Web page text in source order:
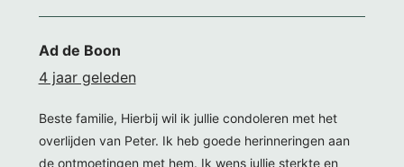
Ad de Boon
4 jaar geleden
Beste familie, Hierbij wil ik jullie condoleren met het
overlijden van Peter. Ik heb goede herinneringen aan
de ontmoetingen met hem. Ik wens jullie sterkte en